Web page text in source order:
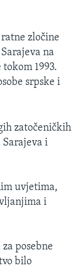
zločine
na
1993.
srpske i
zatočeničkih
Sarajeva i
uvjetima,
i
posebne
bilo